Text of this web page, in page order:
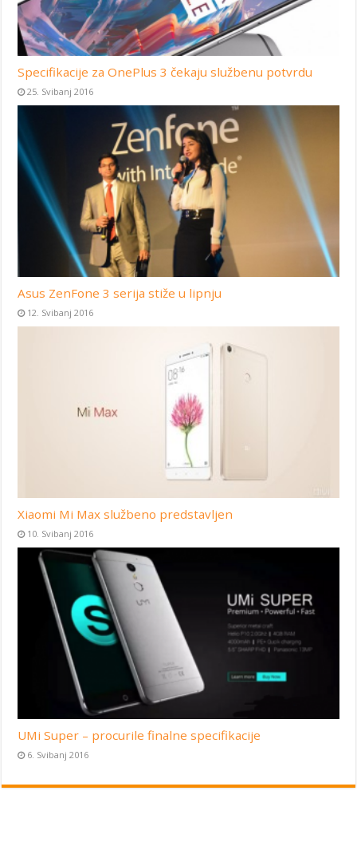
Specifikacije za OnePlus 3 čekaju službenu potvrdu
25. Svibanj 2016
Asus ZenFone 3 serija stiže u lipnju
12. Svibanj 2016
Xiaomi Mi Max službeno predstavljen
10. Svibanj 2016
UMi Super – procurile finalne specifikacije
6. Svibanj 2016